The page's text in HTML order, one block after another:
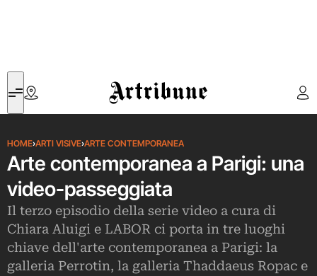
Artribune
HOME›ARTI VISIVE›ARTE CONTEMPORANEA
Arte contemporanea a Parigi: una
video-passeggiata
Il terzo episodio della serie video a cura di
Chiara Aluigi e LABOR ci porta in tre luoghi
chiave dell'arte contemporanea a Parigi: la
galleria Perrotin, la galleria Thaddaeus Ropac e